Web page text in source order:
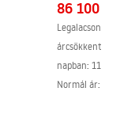
86 100 Ft
árcsökkentést
napban: 112
Normál ár: